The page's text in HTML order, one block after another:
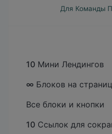
Для Команды
10 Мини Лендингов
∞ Блоков на
Все блоки и кнопки
10 Ссылок для